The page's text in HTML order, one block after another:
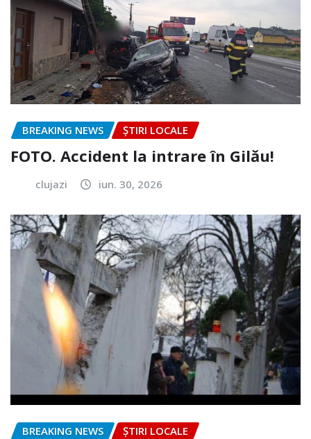
BREAKING NEWS ȘTIRI LOCALE
FOTO. Accident la intrare în Gilău!
clujazi iun. 30, 2026
BREAKING NEWS ȘTIRI LOCALE